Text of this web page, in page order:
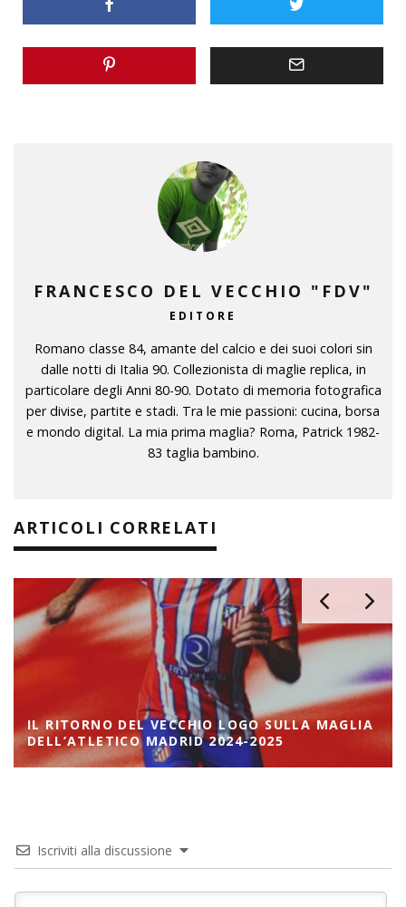
FRANCESCO DEL VECCHIO "FDV"
EDITORE
Romano classe 84, amante del calcio e dei suoi colori sin
dalle notti di Italia 90. Collezionista di maglie replica, in
particolare degli Anni 80-90. Dotato di memoria fotografica
per divise, partite e stadi. Tra le mie passioni: cucina, borsa
e mondo digital. La mia prima maglia? Roma, Patrick 1982-
83 taglia bambino.
ARTICOLI CORRELATI
IL RITORNO DEL VECCHIO LOGO SULLA MAGLIA
DELL’ATLETICO MADRID 2024-2025
Iscriviti alla discussione